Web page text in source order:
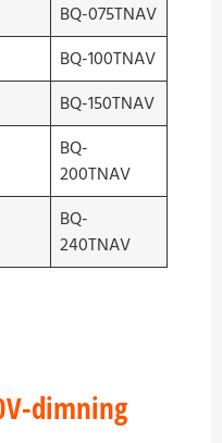
BQ-075TNAV
BQ-100TNAV
BQ-150TNAV
BQ-
200TNAV
BQ-
240TNAV
dimning